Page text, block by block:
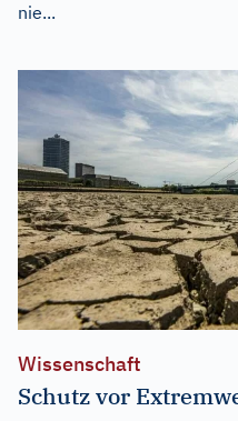
nie...
Wissenschaft
Schutz vor